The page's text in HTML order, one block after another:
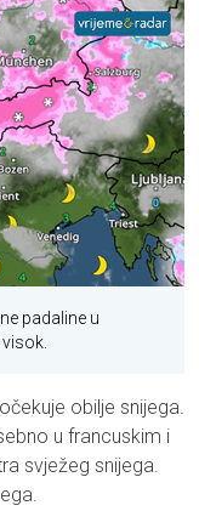
padaline u
obilje snijega.
u francuskim i
svježeg snijega.